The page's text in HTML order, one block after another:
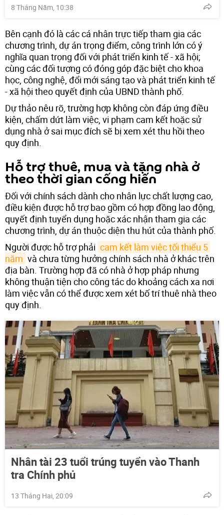
8 Tháng Năm, 10:38
Bên cạnh đó là các cá nhân trực tiếp tham gia các
chương trình, dự án trọng điểm, công trình lớn có ý
nghĩa quan trọng đối với phát triển kinh tế - xã hội;
cùng các đối tượng có đóng góp đặc biệt cho khoa
học, công nghệ, đổi mới sáng tạo và phát triển kinh tế
- xã hội theo quyết định của UBND thành phố.
Dự thảo nêu rõ, trường hợp không còn đáp ứng điều
kiện, chấm dứt làm việc, vi phạm cam kết hoặc sử
dụng nhà ở sai mục đích sẽ bị xem xét thu hồi theo
quy định.
Hỗ trợ thuê, mua và tặng nhà ở
theo thời gian cống hiến
Đối với chính sách dành cho nhân lực chất lượng cao,
điều kiện được hỗ trợ bao gồm có hợp đồng lao động,
quyết định tuyển dụng hoặc xác nhận tham gia các
chương trình, dự án thuộc diện thu hút của thành phố.
Người được hỗ trợ phải cam kết làm việc tối thiểu 5
năm và chưa từng hưởng chính sách nhà ở khác trên
địa bàn. Trường hợp đã có nhà ở hợp pháp nhưng
không thuận tiện cho công tác do khoảng cách xa nơi
làm việc vẫn có thể được xem xét bố trí thuê nhà theo
quy định.
Nhân tài 23 tuổi trúng tuyển vào Thanh
tra Chính phủ
13 Tháng Hai, 20:09